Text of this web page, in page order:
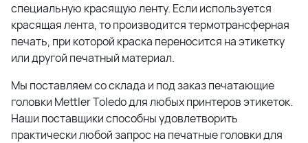
специальную красящую ленту. Если используется
красящая лента, то производится термотрансферная
печать, при которой краска переносится на этикетку
или другой печатный материал.
Мы поставляем со склада и под заказ печатающие
головки Mettler Toledo для любых принтеров этикеток.
Наши поставщики способны удовлетворить
практически любой запрос на печатные головки для